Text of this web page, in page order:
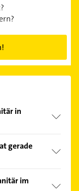
in
von den
Sie sich
gerade
und im